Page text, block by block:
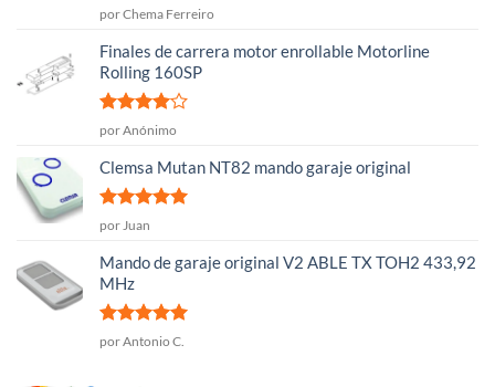
Valorado
por Chema Ferreiro
Finales de carrera motor enrollable Motorline
Rolling 160SP
Valorado
5
por Anónimo
Clemsa Mutan NT82 mando garaje original
Valorado
por Juan
Mando de garaje original V2 ABLE TX TOH2 433,92
MHz
Valorado
por Antonio C.